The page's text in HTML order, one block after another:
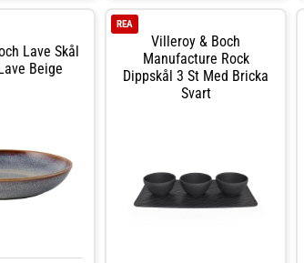
varje tillfälle.Om
& Boch-
benporslin.-
för en
servis. Shoppa
mer Skålar &
Royal Design.
Lave Skål
Beige
Villeroy & Boch
Manufacture Rock
Dippskål 3 St Med Bricka
Svart
REA